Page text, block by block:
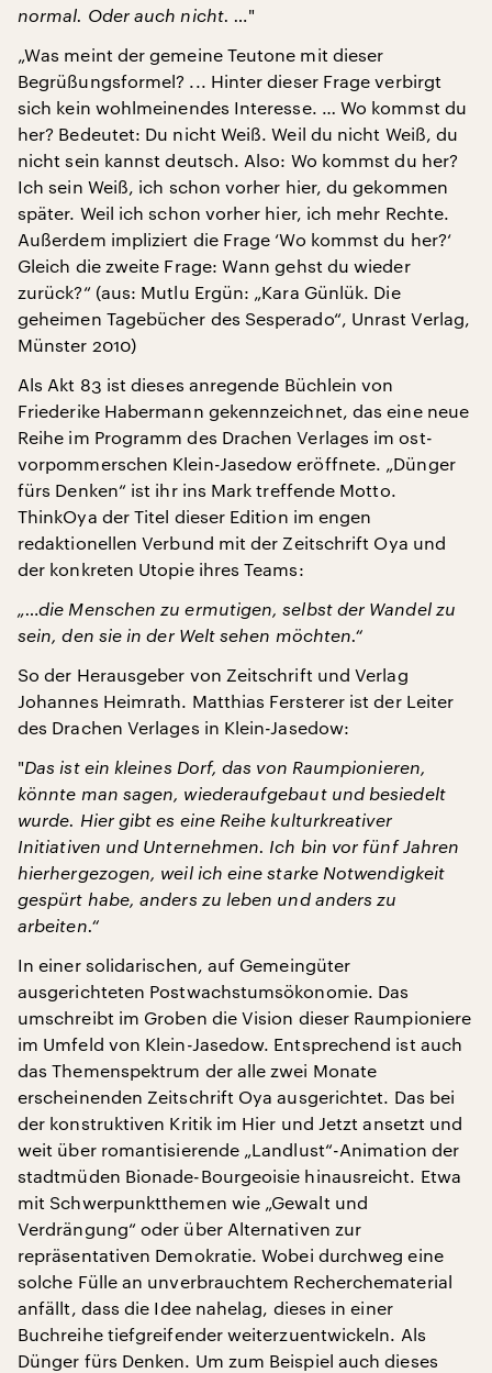
normal. Oder auch nicht. … "
„Was meint der gemeine Teutone mit dieser
Begrüßungsformel? ... Hinter dieser Frage verbirgt
sich kein wohlmeinendes Interesse. … Wo kommst du
her? Bedeutet: Du nicht Weiß. Weil du nicht Weiß, du
nicht sein kannst deutsch. Also: Wo kommst du her?
Ich sein Weiß, ich schon vorher hier, du gekommen
später. Weil ich schon vorher hier, ich mehr Rechte.
Außerdem impliziert die Frage ‘Wo kommst du her?‘
Gleich die zweite Frage: Wann gehst du wieder
zurück?“ (aus: Mutlu Ergün: „Kara Günlük. Die
geheimen Tagebücher des Sesperado“, Unrast Verlag,
Münster 2010)
Als Akt 83 ist dieses anregende Büchlein von
Friederike Habermann gekennzeichnet, das eine neue
Reihe im Programm des Drachen Verlages im ost-
vorpommerschen Klein-Jasedow eröffnete. „Dünger
fürs Denken“ ist ihr ins Mark treffende Motto.
ThinkOya der Titel dieser Edition im engen
redaktionellen Verbund mit der Zeitschrift Oya und
der konkreten Utopie ihres Teams:
„…die Menschen zu ermutigen, selbst der Wandel zu
sein, den sie in der Welt sehen möchten.“
So der Herausgeber von Zeitschrift und Verlag
Johannes Heimrath. Matthias Fersterer ist der Leiter
des Drachen Verlages in Klein-Jasedow:
"Das ist ein kleines Dorf, das von Raumpionieren,
könnte man sagen, wiederaufgebaut und besiedelt
wurde. Hier gibt es eine Reihe kulturkreativer
Initiativen und Unternehmen. Ich bin vor fünf Jahren
hierhergezogen, weil ich eine starke Notwendigkeit
gespürt habe, anders zu leben und anders zu
arbeiten.“
In einer solidarischen, auf Gemeingüter
ausgerichteten Postwachstumsökonomie. Das
umschreibt im Groben die Vision dieser Raumpioniere
im Umfeld von Klein-Jasedow. Entsprechend ist auch
das Themenspektrum der alle zwei Monate
erscheinenden Zeitschrift Oya ausgerichtet. Das bei
der konstruktiven Kritik im Hier und Jetzt ansetzt und
weit über romantisierende „Landlust“-Animation der
stadtmüden Bionade-Bourgeoisie hinausreicht. Etwa
mit Schwerpunktthemen wie „Gewalt und
Verdrängung“ oder über Alternativen zur
repräsentativen Demokratie. Wobei durchweg eine
solche Fülle an unverbrauchtem Recherchematerial
anfällt, dass die Idee nahelag, dieses in einer
Buchreihe tiefgreifender weiterzuentwickeln. Als
Dünger fürs Denken. Um zum Beispiel auch dieses